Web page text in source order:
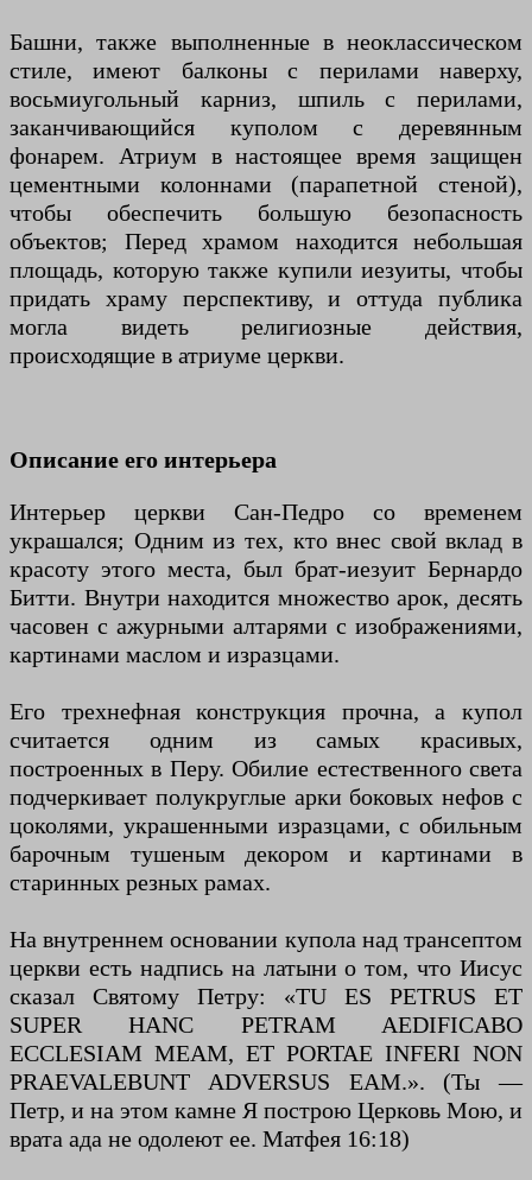
Башни, также выполненные в неоклассическом
стиле, имеют балконы с перилами наверху,
восьмиугольный карниз, шпиль с перилами,
заканчивающийся куполом с деревянным
фонарем. Атриум в настоящее время защищен
цементными колоннами (парапетной стеной),
чтобы обеспечить большую безопасность
объектов; Перед храмом находится небольшая
площадь, которую также купили иезуиты, чтобы
придать храму перспективу, и оттуда публика
могла видеть религиозные действия,
происходящие в атриуме церкви.
Описание его интерьера
Интерьер церкви Сан-Педро со временем
украшался; Одним из тех, кто внес свой вклад в
красоту этого места, был брат-иезуит Бернардо
Битти. Внутри находится множество арок, десять
часовен с ажурными алтарями с изображениями,
картинами маслом и изразцами.
Его трехнефная конструкция прочна, а купол
считается одним из самых красивых,
построенных в Перу. Обилие естественного света
подчеркивает полукруглые арки боковых нефов с
цоколями, украшенными изразцами, с обильным
барочным тушеным декором и картинами в
старинных резных рамах.
На внутреннем основании купола над трансептом
церкви есть надпись на латыни о том, что Иисус
сказал Святому Петру: «TU ES PETRUS ET
SUPER HANC PETRAM AEDIFICABO
ECCLESIAM MEAM, ET PORTAE INFERI NON
PRAEVALEBUNT ADVERSUS EAM.». (Ты —
Петр, и на этом камне Я построю Церковь Мою, и
врата ада не одолеют ее. Матфея 16:18)